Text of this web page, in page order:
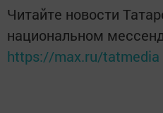
Читайте новости
национальном
https://max.ru/tatmedia